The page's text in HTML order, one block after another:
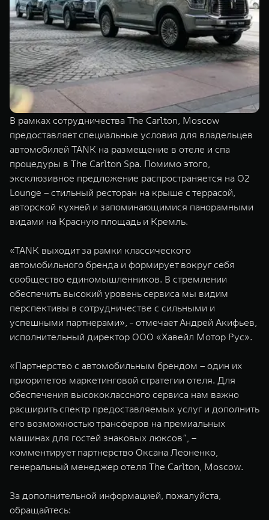
В рамках сотрудничества The Carlton, Moscow
предоставляет специальные условия для владельцев
автомобилей TANK на размещение в отеле и спа
процедуры в The Carlton Spa. Помимо этого,
эксклюзивное предложение распространяется на О2
Lounge – стильный ресторан на крыше с террасой,
авторской кухней и запоминающимися панорамными
видами на Красную площадь и Кремль.
«TANK выходит за рамки классического
автомобильного бренда и формирует вокруг себя
сообщество единомышленников. В стремлении
обеспечить высокий уровень сервиса мы видим
перспективы в сотрудничестве с сильными и
успешными партнерами», - отмечает Андрей Акифьев,
исполнительный директор ООО «Хавейл Мотор Рус».
«Партнерство с автомобильным брендом – один их
приоритетов маркетинговой стратегии отеля. Для
обеспечения высококлассного сервиса нам важно
расширить спектр предоставляемых услуг и дополнить
его возможностью трансферов на премиальных
машинах для гостей знаковых люксов”, –
комментирует партнерство Оксана Леоненко,
генеральный менеджер отеля The Carlton, Moscow.
За дополнительной информацией, пожалуйста,
обращайтесь: